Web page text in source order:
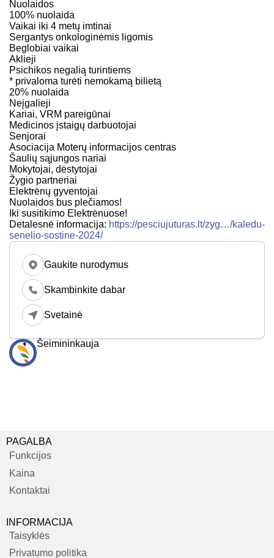
Nuolaidos
100% nuolaida
Vaikai iki 4 metų imtinai
Sergantys onkologinėmis ligomis
Beglobiai vaikai
Aklieji
Psichikos negalią turintiems
* privaloma turėti nemokamą bilietą
20% nuolaida
Neįgalieji
Kariai, VRM pareigūnai
Medicinos įstaigų darbuotojai
Senjorai
Asociacija Moterų informacijos centras
Šaulių sąjungos nariai
Mokytojai, dėstytojai
Žygio partneriai
Elektrėnų gyventojai
Nuolaidos bus plečiamos!
Iki susitikimo Elektrėnuose!
Detalesnė informacija: https://pesciujuturas.lt/zyg…/kaledu-
senelio-sostine-2024/
Gaukite nurodymus
Skambinkite dabar
Svetainė
Šeimininkauja
PAGALBA
Funkcijos
Kaina
Kontaktai
INFORMACIJA
Taisyklės
Privatumo politika